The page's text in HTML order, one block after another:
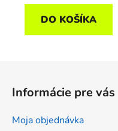
DO KOŠÍKA
Informácie pre vás
Moja objednávka